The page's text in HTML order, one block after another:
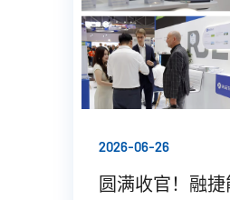
2026-06-26
圆满收官！融